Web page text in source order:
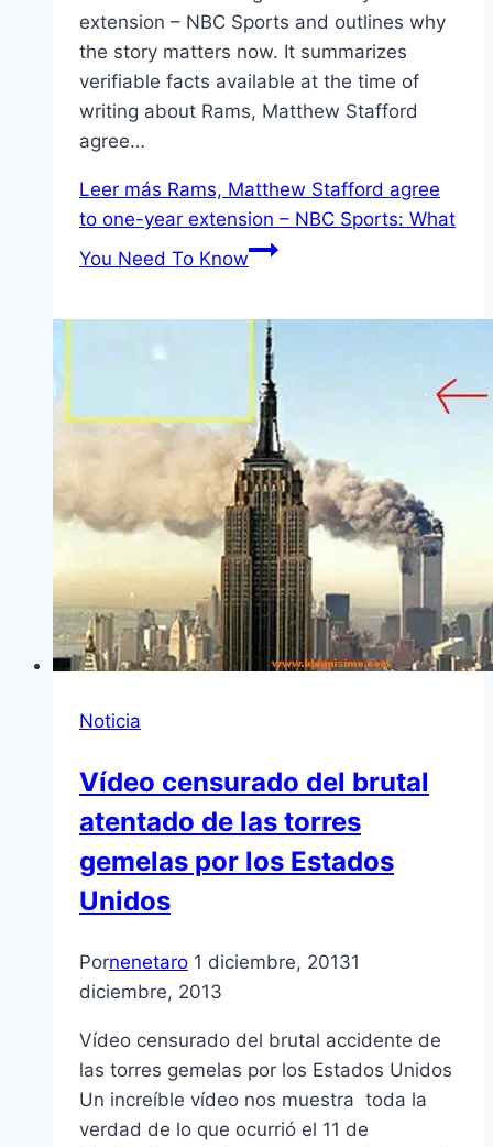
extension – NBC Sports and outlines why
the story matters now. It summarizes
verifiable facts available at the time of
writing about Rams, Matthew Stafford
agree…
Leer más Rams, Matthew Stafford agree
to one-year extension – NBC Sports: What
You Need To Know
Noticia
Vídeo censurado del brutal
atentado de las torres
gemelas por los Estados
Unidos
Pornenetaro 1 diciembre, 20131
diciembre, 2013
Vídeo censurado del brutal accidente de
las torres gemelas por los Estados Unidos
Un increíble vídeo nos muestra toda la
verdad de lo que ocurrió el 11 de